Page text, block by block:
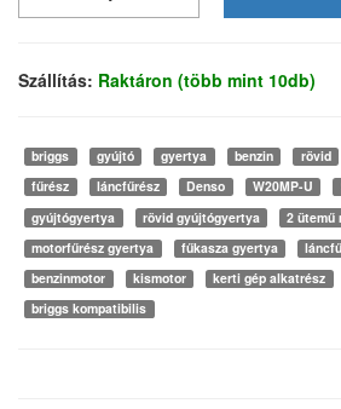
Szállítás: Raktáron (több mint 10db)
briggs gyújtó gyertya benzin rövid
fűrész
láncfűrész Denso W20MP-U
gyújtógyertya
rövid gyújtógyertya
2 ütemű
motorfűrész gyertya
fűkasza gyertya
benzinmotor
kismotor kerti gép alkatrész
briggs kompatibilis